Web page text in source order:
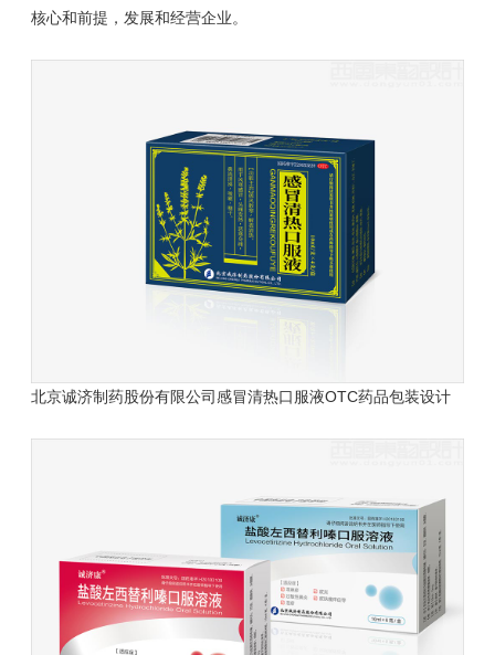
核心和前提，发展和经营企业。
北京诚济制药股份有限公司感冒清热口服液OTC药品包装设计